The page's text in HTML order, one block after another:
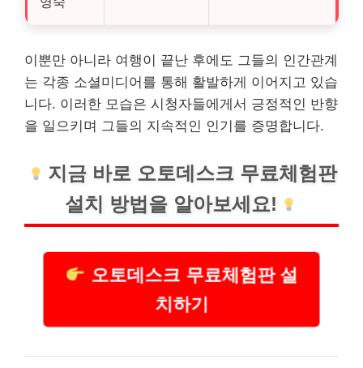
이뿐만 아니라 여행이 끝난 후에도 그들의 인간관계
는 각종 소셜미디어를 통해 활발하게 이어지고 있습
니다. 이러한 모습은 시청자들에게서 긍정적인 반향
을 일으키며 그들의 지속적인 인기를 증명합니다.
지금 바로 오토데스크 무료체험판
설치 방법을 알아보세요!
오토데스크 무료체험판 설
치하기